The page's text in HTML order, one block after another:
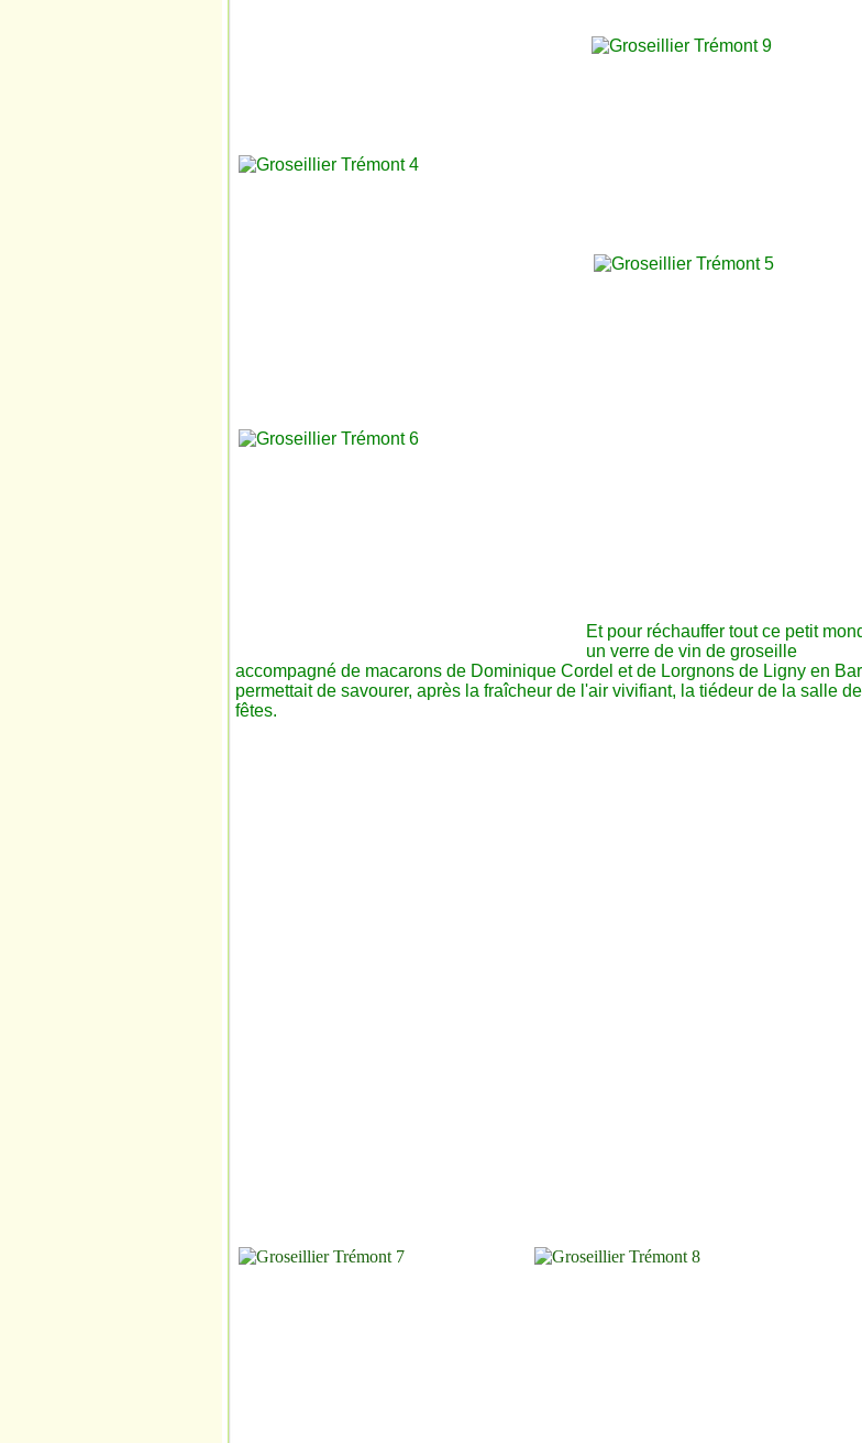
Et pour réchauffer tout ce petit
un verre de vin de groseille
accompagné de macarons de Dominique Cordel et de Lorgnons de Ligny en
permettait de savourer, après la fraîcheur de l'air vivifiant, la tiédeur de la salle
fêtes.